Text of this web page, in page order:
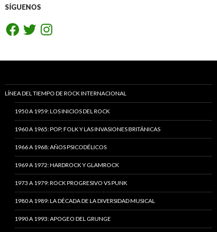
SÍGUENOS
FacebookTwitterInstagram
LÍNEA DEL TIEMPO DE ROCK INTERNACIONAL
1950 A 1959: LOS INICIOS DEL ROCK
1960 A 1965: POP, FOLK Y LAS INVASIONES BRITÁNICAS
1966 A 1968: AÑOS PSICODÉLICOS
1969 A 1972: HARDROCK Y GLAMROCK
1973 A 1979: ROCK PROGRESIVO VS PUNK
1980 A 1989: LA DÉCADA DE LA DIVERSIDAD MUSICAL
1990 A 1993: APOGEO DEL GRUNGE